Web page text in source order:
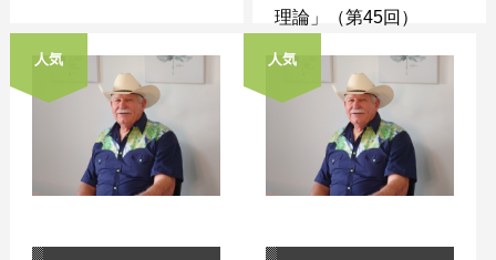
理論」（第45回）
人気 人気